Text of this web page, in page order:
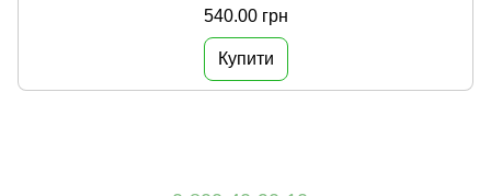
540.00 грн
Купити